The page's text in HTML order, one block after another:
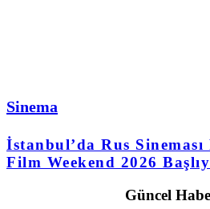
Sinema
İstanbul’da Rus Sineması
Film Weekend 2026
Güncel